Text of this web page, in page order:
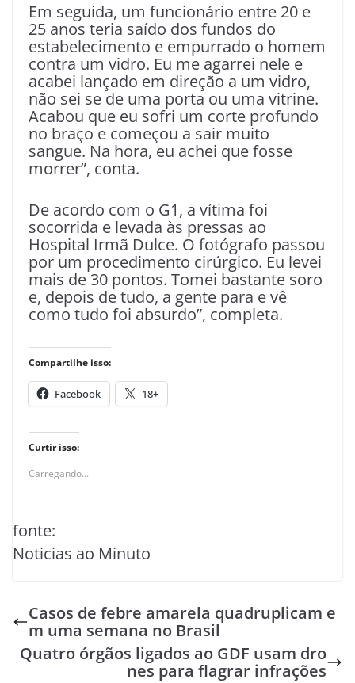
Em seguida, um funcionário entre 20 e
25 anos teria saído dos fundos do
estabelecimento e empurrado o homem
contra um vidro. Eu me agarrei nele e
acabei lançado em direção a um vidro,
não sei se de uma porta ou uma vitrine.
Acabou que eu sofri um corte profundo
no braço e começou a sair muito
sangue. Na hora, eu achei que fosse
morrer”, conta.
De acordo com o G1, a vítima foi
socorrida e levada às pressas ao
Hospital Irmã Dulce. O fotógrafo passou
por um procedimento cirúrgico. Eu levei
mais de 30 pontos. Tomei bastante soro
e, depois de tudo, a gente para e vê
como tudo foi absurdo”, completa.
Compartilhe isso:
Facebook 18+
Curtir isso:
Carregando...
fonte:
Noticias ao Minuto
Casos de febre amarela quadruplicam e
m uma semana no Brasil
Quatro órgãos ligados ao GDF usam dro
nes para flagrar infrações